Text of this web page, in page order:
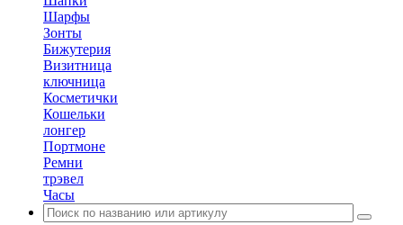
Шарфы
Зонты
Бижутерия
Визитница
ключница
Косметички
Кошельки
лонгер
Портмоне
Ремни
трэвел
Часы